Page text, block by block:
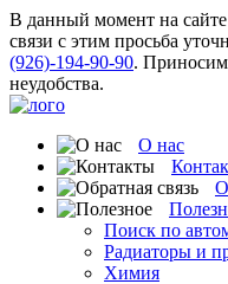
В данный момент на сайте
связи с этим просьба
(926)-194-90-90. Приносим
неудобства.
О нас
Поиск по
Радиаторы и
Химия